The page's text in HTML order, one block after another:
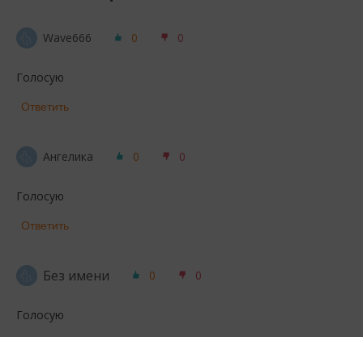
Wave666 0 0
Голосую
Ответить
Ангелика 0 0
Голосую
Ответить
Без имени 0 0
Голосую